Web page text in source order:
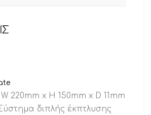
220mm x H 150mm x D 11mm
Σύστημα διπλής έκπτλυσης